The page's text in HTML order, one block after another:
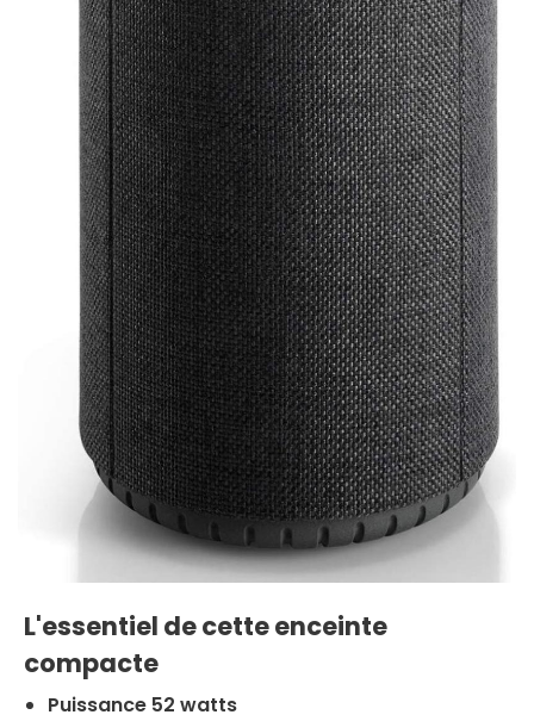
L'essentiel de cette enceinte
compacte
Puissance 52 watts